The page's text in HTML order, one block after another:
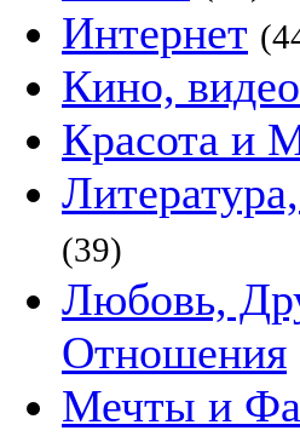
Интернет
Кино, видео
Красота и
(39)
Любовь,
Отношения
Мечты и